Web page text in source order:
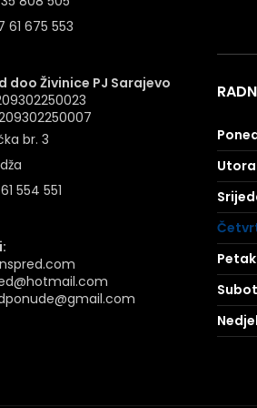
61 675 553
doo Živinice PJ Sarajevo
br. 3
554 551
Petak